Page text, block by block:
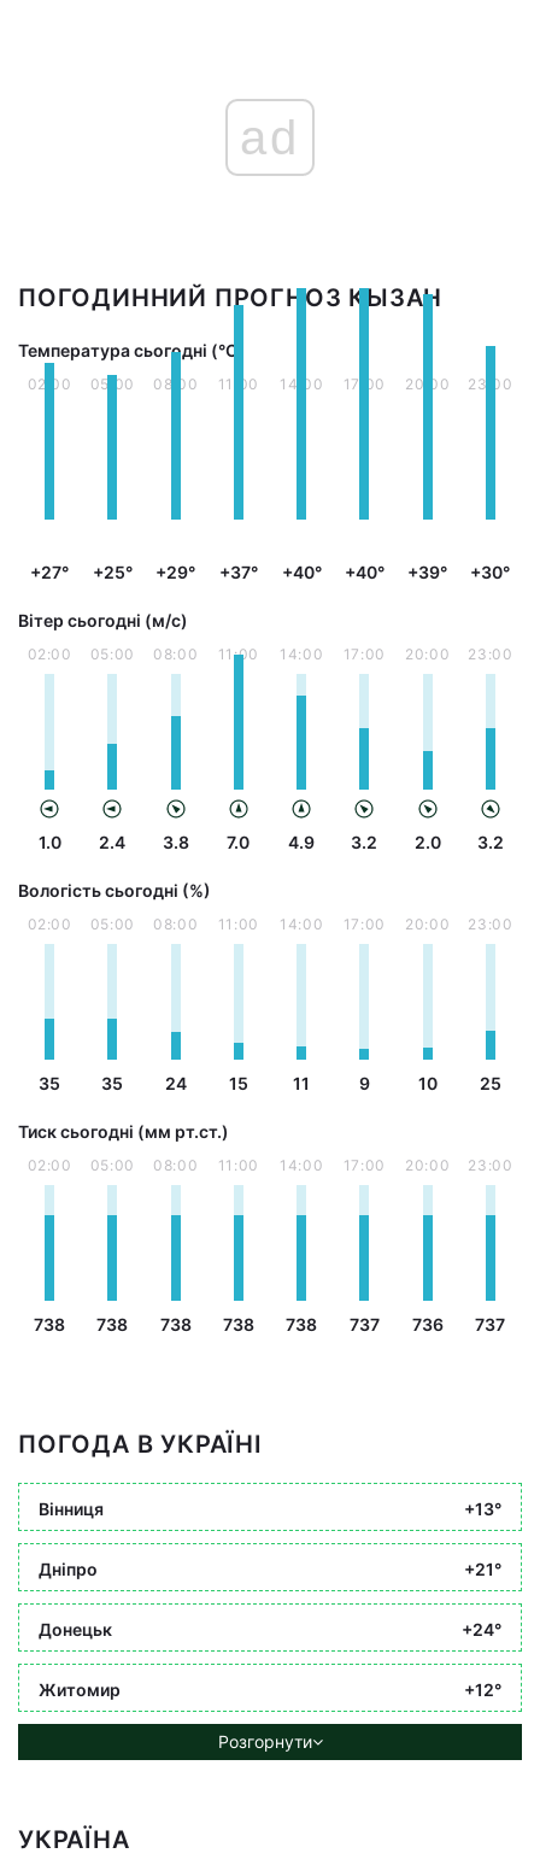
ad
ПОГОДИННИЙ ПРОГНОЗ КЫЗАН
Температура сьогодні (°С)
02:00
+27°
05:00
+25°
08:00
+29°
11:00
+37°
14:00
+40°
17:00
+40°
20:00
+39°
23:00
+30°
Вітер сьогодні (м/с)
02:00
1.0
05:00
2.4
08:00
3.8
11:00
7.0
14:00
4.9
17:00
3.2
20:00
2.0
23:00
3.2
Вологість сьогодні (%)
02:00
35
05:00
35
08:00
24
11:00
15
14:00
11
17:00
9
20:00
10
23:00
25
Тиск сьогодні (мм рт.ст.)
02:00
738
05:00
738
08:00
738
11:00
738
14:00
738
17:00
737
20:00
736
23:00
737
ПОГОДА В УКРАЇНІ
Вінниця +13°
Дніпро +21°
Донецьк +24°
Житомир +12°
Розгорнути
УКРАЇНА